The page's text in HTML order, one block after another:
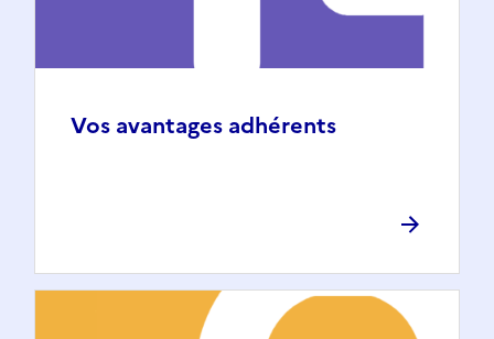
Vos avantages adhérents